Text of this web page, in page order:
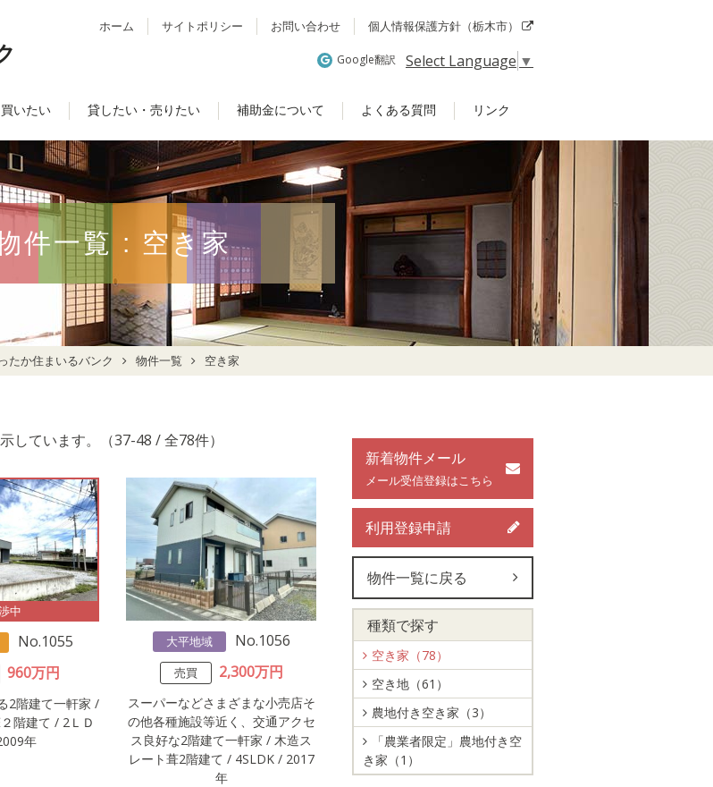
ホーム サイトポリシー お問い合わせ 個人情報保護方針（栃木市）
Google翻訳 Select Language ▼
いたい 貸したい・売りたい 補助金について よくある質問 リンク
件一覧 : 空き家
たか住まいるバンク 物件一覧 空き家
しています。（37-48 / 全78件）
中
No.1055
960万円
2階建て一軒家 /
階建て / 2ＬＤ
年
大平地域 No.1056
売買 2,300万円
スーパーなどさまざまな小売店そ
の他各種施設等近く、交通アクセ
ス良好な2階建て一軒家 / 木造ス
レート葺2階建て / 4SLDK / 2017
年
新着物件メール
メール受信登録はこちら
利用登録申請
物件一覧に戻る
種類で探す
空き家（78）
空き地（61）
農地付き空き家（3）
「農業者限定」農地付き空
き家（1）